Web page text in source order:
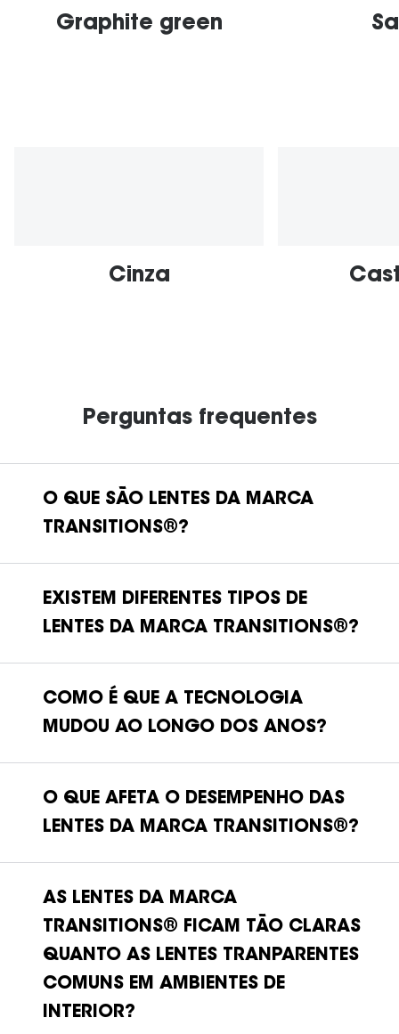
Graphite green
Cinza
Perguntas frequentes
O QUE SÃO LENTES DA MARCA
TRANSITIONS®?
EXISTEM DIFERENTES TIPOS DE
LENTES DA MARCA TRANSITIONS®?
Transitions, lentes
Transitions® XTRActive® e lentes Transitions®
COMO É QUE A TECNOLOGIA
MUDOU AO LONGO DOS ANOS?
O QUE AFETA O DESEMPENHO DAS
LENTES DA MARCA TRANSITIONS®?
AS LENTES DA MARCA
TRANSITIONS® FICAM TÃO CLARAS
QUANTO AS LENTES TRANPARENTES
COMUNS EM AMBIENTES DE
INTERIOR?